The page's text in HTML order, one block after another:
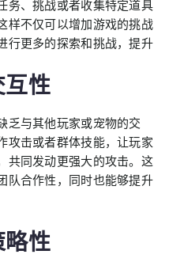
务、挑战或者收集特定道具
样不仅可以增加游戏的挑战
行更多的探索和挑战，提升
互性
乏与其他玩家或宠物的交
攻击或者群体技能，让玩家
共同发动更强大的攻击。这
队合作性，同时也能够提升
略性